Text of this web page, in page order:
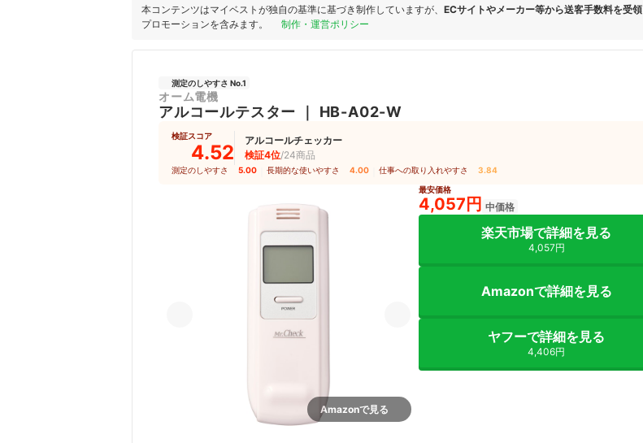
本コンテンツはマイベストが独自の基準に基づき制作していますが、 ECサイトやメーカー等から送客手数料を受領
プロモーションを含みます。
制作・運営ポリシー
測定のしやすさ No.1
オーム電機
アルコールテスター HB-A02-W
検証スコア
4.52
アルコールチェッカー
検証4位/24商品
測定のしやすさ 5.00 長期的な使いやすさ 4.00 仕事への取り入れやすさ 3.84
Amazonで見る
最安価格
4,057円 中価格
楽天市場で詳細を見る
4,057円
Amazonで詳細を見る
ヤフーで詳細を見る
4,406円